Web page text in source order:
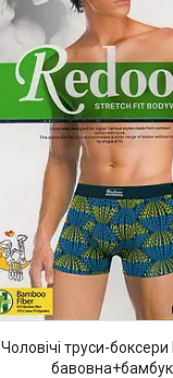
Чоловічі труси-
бавовна+бамбук